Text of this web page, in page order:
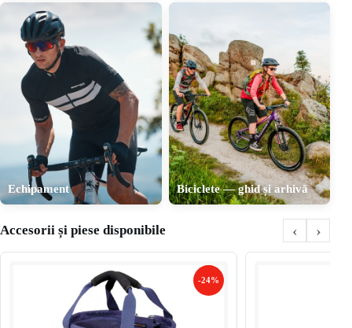
Echipament Biciclete — ghid și arhivă
Accesorii și piese disponibile ‹ ›
-24%